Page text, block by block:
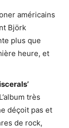
américains
Björk
plus que
heure, et
très
déçoit pas et
de rock,